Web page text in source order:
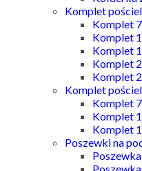
Komplet
Komplet
Komplet
Komplet
Komplet
Komplet
Komplet
Komplet
Komplet
Komplet
Poszewki na